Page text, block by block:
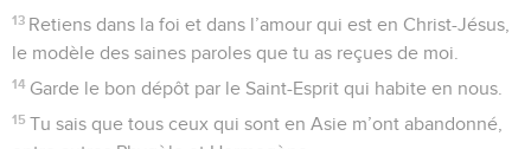
13 Retiens dans la foi et dans l’amour qui est en Christ-Jésus,
le modèle des saines paroles que tu as reçues de moi.
14 Garde le bon dépôt par le Saint-Esprit qui habite en nous.
15 Tu sais que tous ceux qui sont en Asie m’ont abandonné,